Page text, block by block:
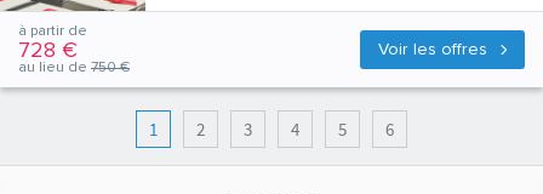
Voir les offres
à partir de
728 €
au lieu de 750 €
1 2 3 4 5 6